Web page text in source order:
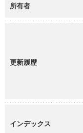
所有者
更新履歴
インデックス